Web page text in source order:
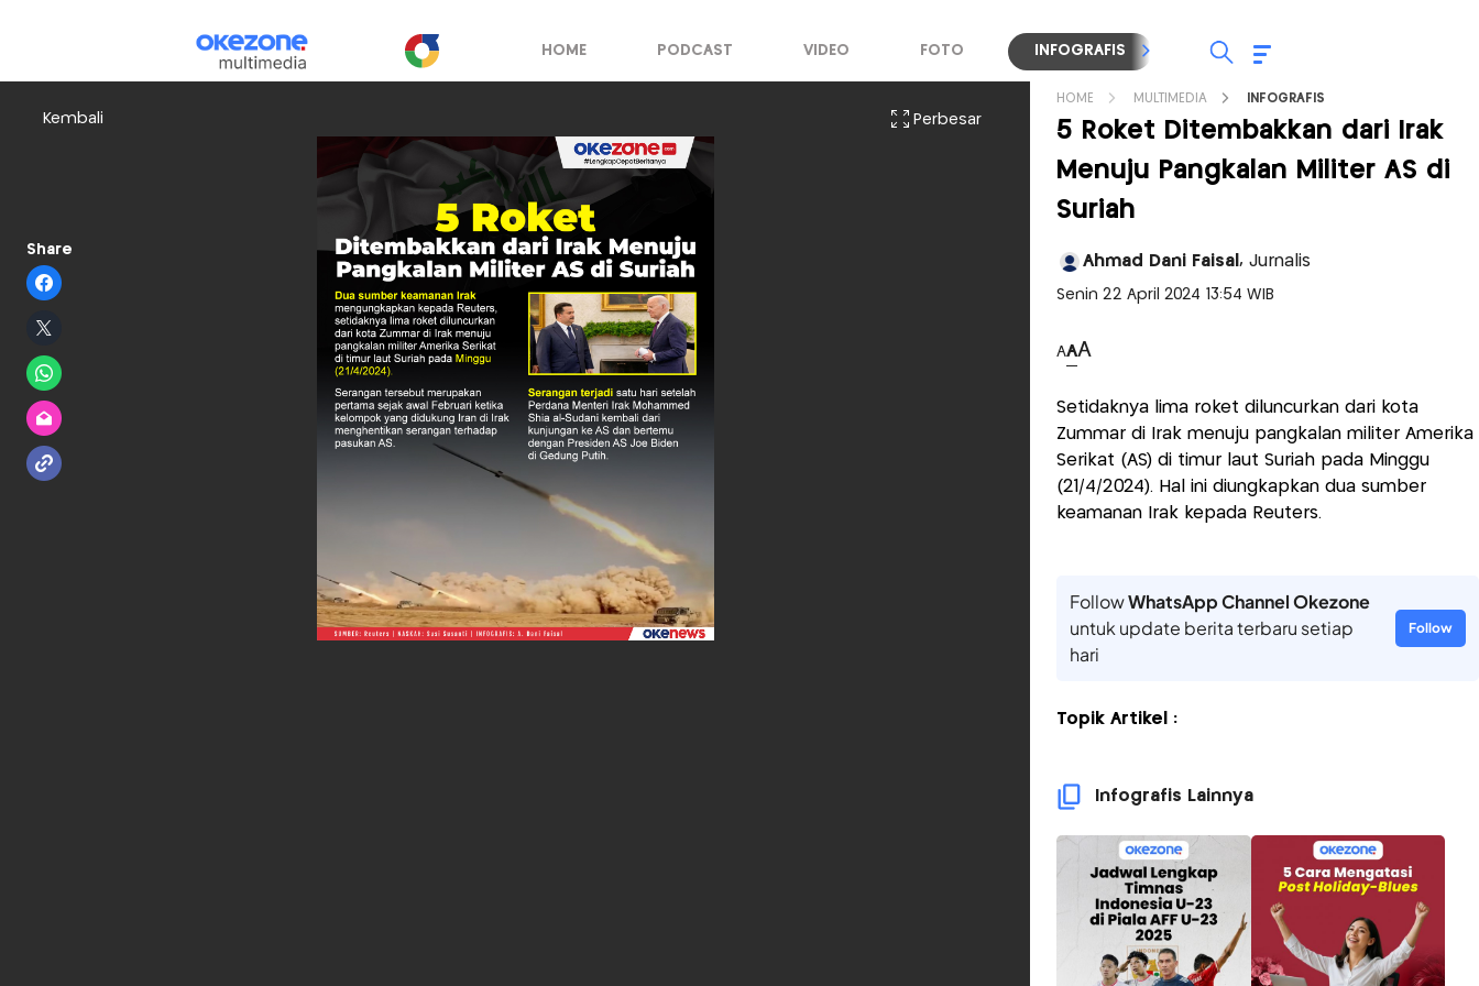
HOME PODCAST VIDEO FOTO INFOGRAFIS TV STREAMING
Kembali
Share
Perbesar
HOME MULTIMEDIA INFOGRAFIS
5 Roket Ditembakkan dari Irak
Menuju Pangkalan Militer AS di
Suriah
Ahmad Dani Faisal, Jurnalis
Senin 22 April 2024 13:54 WIB
AAA
Setidaknya lima roket diluncurkan dari kota
Zummar di Irak menuju pangkalan militer Amerika
Serikat (AS) di timur laut Suriah pada Minggu
(21/4/2024). Hal ini diungkapkan dua sumber
keamanan Irak kepada Reuters.
FollowWhatsApp Channel Okezone
untuk update berita terbaru setiap
hari
Follow
Topik Artikel :
Infografis Lainnya